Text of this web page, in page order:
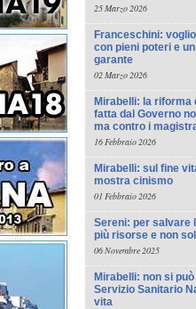
25 Marzo 2026
Franceschini:
con pieni poteri e
garante
02 Marzo 2026
Mirabelli: la riforma
fatta dal Governo
ma contro i
16 Febbraio 2026
Mirabelli: sul fine
mostra cinismo
01 Febbraio 2026
Sereni: per salvare
più risorse e non
06 Novembre 2025
Mirabelli: non si
Servizio Sanitario
vita